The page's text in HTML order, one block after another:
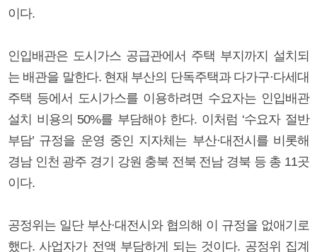
이다.
인입배관은 도시가스 공급관에서 주택 부지까지 설치되
는 배관을 말한다. 현재 부산의 단독주택과 다가구·다세대
주택 등에서 도시가스를 이용하려면 수요자는 인입배관
설치 비용의 50%를 부담해야 한다. 이처럼 ‘수요자 절반
부담’ 규정을 운영 중인 지자체는 부산·대전시를 비롯해
경남 인천 광주 경기 강원 충북 전북 전남 경북 등 총 11곳
이다.
공정위는 일단 부산·대전시와 협의해 이 규정을 없애기로
했다. 사업자가 전액 부담하게 되는 것이다. 공정위 집계